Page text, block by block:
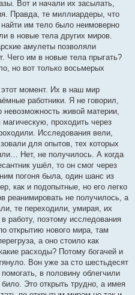
Вот и начали их засылать,
Правда, те миллиардеры, что
им тело было неимоверно
в новые тела других миров.
амулеты позволяли
Чего им в новые тела прыгать?
но вот только восьмерых
этот момент. Их в наш мир
работники. Я не говорил,
невозможность живой материи,
проходить через
Исследования вели,
для опытов, тех которых
Нет, не получилось. А когда
ушёл, то он смог через
погоня была, один шанс из
как и подопытные, но его легко
реанимировать не получилось, а
те переходили, умирая, их
работу, поэтому исследования
открытию нового мира, там
а оно стоило как
расходы? Потому богачей и
Вон уже за сто шестьдесят
в половину облегчили
Это открыть трудно, а имея